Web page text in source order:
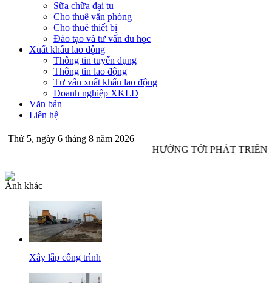
Sữa chữa đại tu
Cho thuê văn phòng
Cho thuê thiết bị
Đào tạo và tư vấn du học
Xuất khẩu lao động
Thông tin tuyển dụng
Thông tin lao động
Tư vấn xuất khẩu lao động
Doanh nghiệp XKLĐ
Văn bản
Liên hệ
Thứ 5, ngày 6 tháng 8 năm 2026
HƯỚNG TỚI PHÁT TRIỂN
Ảnh khác
Xây lắp công trình